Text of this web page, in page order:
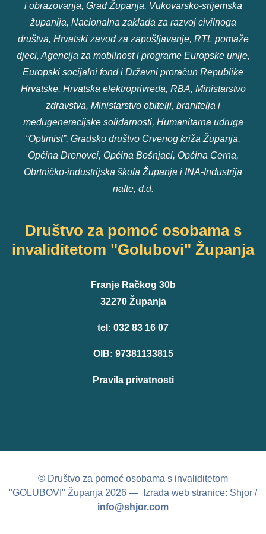
i obrazovanja, Grad Županja, Vukovarsko-srijemska
županija, Nacionalna zaklada za razvoj civilnoga
društva, Hrvatski zavod za zapošljavanje, RTL pomaže
djeci, Agencija za mobilnost i programe Europske unije,
Europski socijalni fond i Državni proračun Republike
Hrvatske, Hrvatska elektroprivreda, RBA, Ministarstvo
zdravstva, Ministarstvo obitelji, branitelja i
međugeneracijske solidarnosti, Humanitarna udruga
“Optimist”, Gradsko društvo Crvenog križa Županja,
Općina Drenovci, Općina Bošnjaci, Općina Cerna,
Obrtničko-industrijska škola Županja i INA-Industrija
nafte, d.d.
Društvo za pomoć osobama s
invaliditetom "Golubovi" Županja
Franje Račkog 30b
32270 Županja
tel: 032 83 16 07
OIB: 97381133815
Pravila privatnosti
© Društvo za pomoć osobama s invaliditetom
"GOLUBOVI" Županja 2026 — Izrada web stranice: Shjor /
info@shjor.com